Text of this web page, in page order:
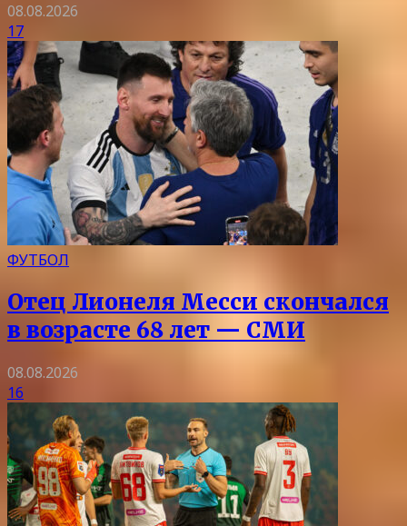
08.08.2026
17
ФУТБОЛ
Отец Лионеля Месси скончался
в возрасте 68 лет — СМИ
08.08.2026
16